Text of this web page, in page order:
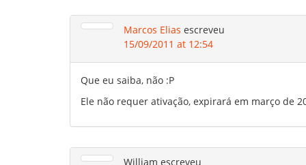
Marcos Elias escreveu
15/09/2011 at 12:54
Que eu saiba, não :P
Ele não requer ativação, expirará em março de
William escreveu